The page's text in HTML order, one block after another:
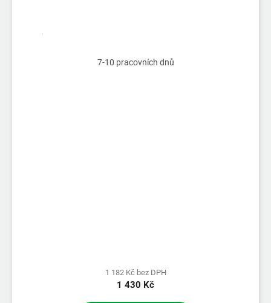
7-10 pracovních dnů
1 182 Kč bez DPH
1 430 Kč